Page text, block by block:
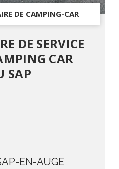
DE CAMPING-CAR
DE SERVICE
CAR
SAP
EN-AUGE